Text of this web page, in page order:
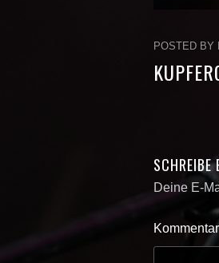
POSTED BY
SCHREIBE
Deine E-